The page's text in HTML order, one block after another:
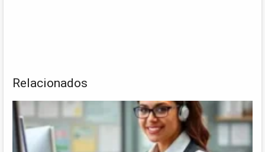
Relacionados